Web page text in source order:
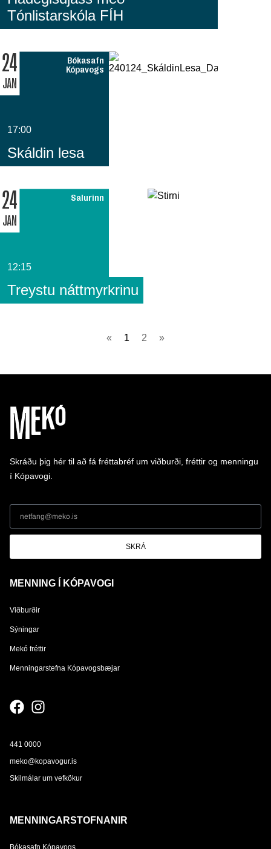
Tónlistarskóla FÍH
24
JAN
Bókasafn
Kópavogs
17:00
Skáldin lesa
24
JAN
Salurinn
12:15
Treystu náttmyrkrinu
« 1 2 »
Skráðu þig hér til að fá fréttabréf um viðburði, fréttir og menningu
í Kópavogi.
SKRÁ
MENNING Í KÓPAVOGI
Viðburðir
Sýningar
Mekó fréttir
Menningarstefna Kópavogsbæjar
441 0000
meko@kopavogur.is
Skilmálar um vefkökur
MENNINGARSTOFNANIR
Bókasafn Kópavogs